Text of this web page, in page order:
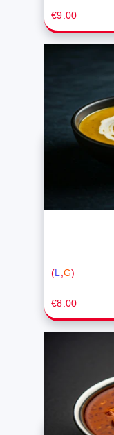
€9.00
(L,G)
€8.00